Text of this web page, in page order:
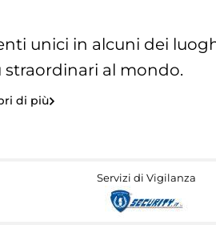
unici in alcuni dei
straordinari al mondo.
di più
Servizi di Vigilanza